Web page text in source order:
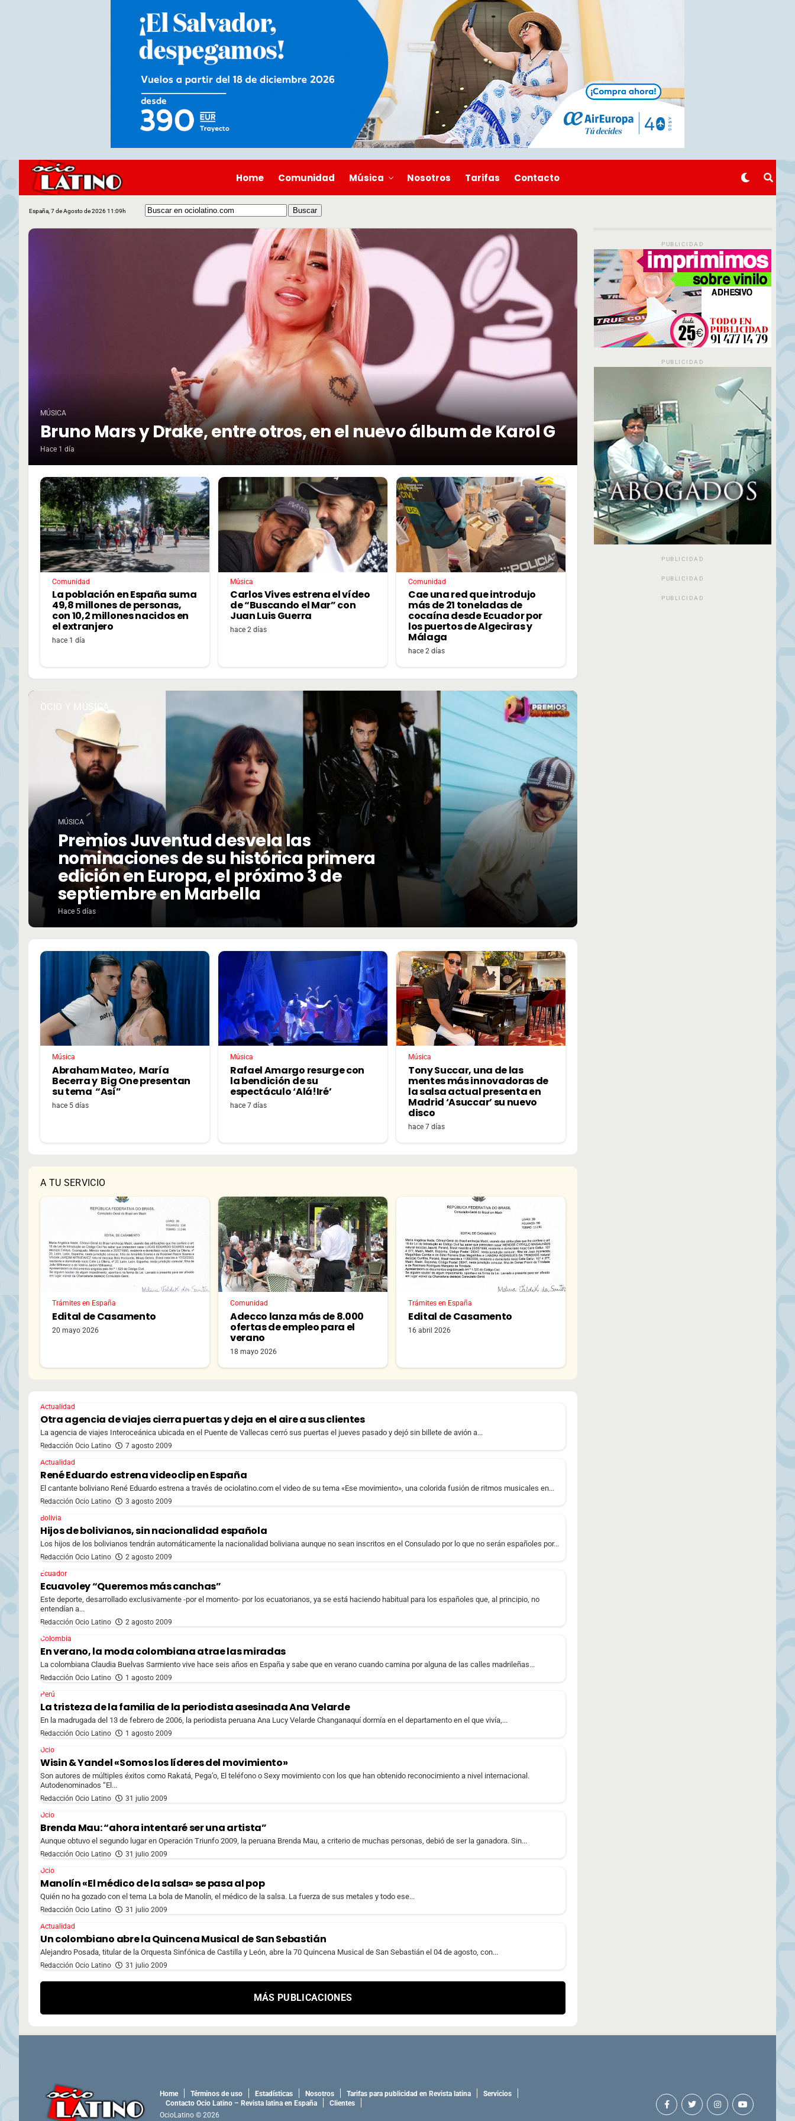
Home Comunidad Música Nosotros Tarifas Contacto
España, 7 de Agosto de 2026 11:09h
MÚSICA
Bruno Mars y Drake, entre otros, en el nuevo álbum de Karol G
Hace 1 día
Comunidad
La población en España suma
49,8 millones de personas,
con 10,2 millones nacidos en
el extranjero
hace 1 día
Música
Carlos Vives estrena el vídeo
de “Buscando el Mar” con
Juan Luis Guerra
hace 2 días
Comunidad
Cae una red que introdujo
más de 21 toneladas de
cocaína desde Ecuador por
los puertos de Algeciras y
Málaga
hace 2 días
OCIO Y MÚSICA
MÚSICA
Premios Juventud desvela las
nominaciones de su histórica primera
edición en Europa, el próximo 3 de
septiembre en Marbella
Hace 5 días
Música
Abraham Mateo, María
Becerra y Big One presentan
su tema “Así”
hace 5 días
Música
Rafael Amargo resurge con
la bendición de su
espectáculo ‘Alá!Iré’
hace 7 días
Música
Tony Succar, una de las
mentes más innovadoras de
la salsa actual presenta en
Madrid ‘Asuccar’ su nuevo
disco
hace 7 días
A TU SERVICIO
Trámites en España
Edital de Casamento
20 mayo 2026
Comunidad
Adecco lanza más de 8.000
ofertas de empleo para el
verano
18 mayo 2026
Trámites en España
Edital de Casamento
16 abril 2026
Actualidad
Otra agencia de viajes cierra puertas y deja en el aire a sus clientes
La agencia de viajes Interoceánica ubicada en el Puente de Vallecas cerró sus puertas el jueves pasado y dejó sin billete de avión a...
Redacción Ocio Latino
7 agosto 2009
Actualidad
René Eduardo estrena videoclip en España
El cantante boliviano René Eduardo estrena a través de ociolatino.com el video de su tema «Ese movimiento», una colorida fusión de ritmos musicales en...
Redacción Ocio Latino
3 agosto 2009
Bolivia
Hijos de bolivianos, sin nacionalidad española
Los hijos de los bolivianos tendrán automáticamente la nacionalidad boliviana aunque no sean inscritos en el Consulado por lo que no serán españoles por...
Redacción Ocio Latino
2 agosto 2009
Ecuador
Ecuavoley “Queremos más canchas”
Este deporte, desarrollado exclusivamente -por el momento- por los ecuatorianos, ya se está haciendo habitual para los españoles que, al principio, no
entendían a...
Redacción Ocio Latino
2 agosto 2009
Colombia
En verano, la moda colombiana atrae las miradas
La colombiana Claudia Buelvas Sarmiento vive hace seis años en España y sabe que en verano cuando camina por alguna de las calles madrileñas...
Redacción Ocio Latino
1 agosto 2009
Perú
La tristeza de la familia de la periodista asesinada Ana Velarde
En la madrugada del 13 de febrero de 2006, la periodista peruana Ana Lucy Velarde Changanaquí dormía en el departamento en el que vivía,...
Redacción Ocio Latino
1 agosto 2009
Ocio
Wisin & Yandel «Somos los líderes del movimiento»
Son autores de múltiples éxitos como Rakatá, Pega’o, El teléfono o Sexy movimiento con los que han obtenido reconocimiento a nivel internacional.
Autodenominados “El...
Redacción Ocio Latino
31 julio 2009
Ocio
Brenda Mau: “ahora intentaré ser una artista”
Aunque obtuvo el segundo lugar en Operación Triunfo 2009, la peruana Brenda Mau, a criterio de muchas personas, debió de ser la ganadora. Sin...
Redacción Ocio Latino
31 julio 2009
Ocio
Manolín «El médico de la salsa» se pasa al pop
Quién no ha gozado con el tema La bola de Manolín, el médico de la salsa. La fuerza de sus metales y todo ese...
Redacción Ocio Latino
31 julio 2009
Actualidad
Un colombiano abre la Quincena Musical de San Sebastián
Alejandro Posada, titular de la Orquesta Sinfónica de Castilla y León, abre la 70 Quincena Musical de San Sebastián el 04 de agosto, con...
Redacción Ocio Latino 31 julio 2009
MÁS PUBLICACIONES
PUBLICIDAD
PUBLICIDAD
PUBLICIDAD
PUBLICIDAD
PUBLICIDAD
Home Términos de uso Estadísticas Nosotros Tarifas para publicidad en Revista latina
Servicios
Contacto Ocio Latino – Revista latina en España
Clientes
OcioLatino © 2026